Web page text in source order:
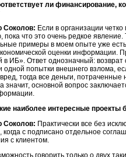
ли финансирование,
Соколов: Если в организации
пока что это очень редкое
примеры в моем опыте уже
оценки информации.
в ИБ». Ответ однозначный: возврат
одной попытки внешнего взлома,
тогда все деньги,
а значит, основной вопрос
наиболее интересные
Соколов: Практически все без
когда с подписано отдельное
с клиентом.
говорить только о двух